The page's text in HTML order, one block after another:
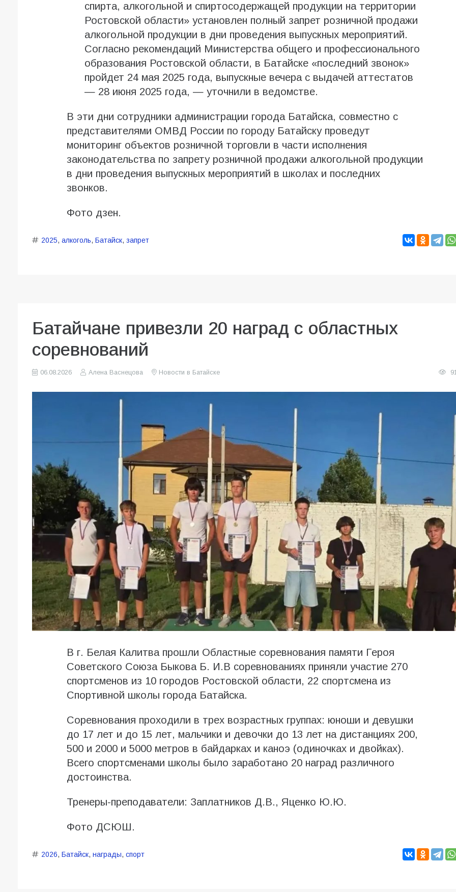
спирта, алкогольной и спиртосодержащей продукции на территории
Ростовской области» установлен полный запрет розничной продажи
алкогольной продукции в дни проведения выпускных мероприятий.
Согласно рекомендаций Министерства общего и профессионального
образования Ростовской области, в Батайске «последний звонок»
пройдет 24 мая 2025 года, выпускные вечера с выдачей аттестатов
— 28 июня 2025 года, — уточнили в ведомстве.
В эти дни сотрудники администрации города Батайска, совместно с
представителями ОМВД России по городу Батайску проведут
мониторинг объектов розничной торговли в части исполнения
законодательства по запрету розничной продажи алкогольной продукции
в дни проведения выпускных мероприятий в школах и последних
звонков.
Фото дзен.
2025, алкоголь, Батайск, запрет
Батайчане привезли 20 наград с областных
соревнований
06.08.2026 Алена Васнецова Новости в Батайске
В г. Белая Калитва прошли Областные соревнования памяти Героя
Советского Союза Быкова Б. И.В соревнованиях приняли участие 270
спортсменов из 10 городов Ростовской области, 22 спортсмена из
Спортивной школы города Батайска.
Соревнования проходили в трех возрастных группах: юноши и девушки
до 17 лет и до 15 лет, мальчики и девочки до 13 лет на дистанциях 200,
500 и 2000 и 5000 метров в байдарках и каноэ (одиночках и двойках).
Всего спортсменами школы было заработано 20 наград различного
достоинства.
Тренеры-преподаватели: Заплатников Д.В., Яценко Ю.Ю.
Фото ДСЮШ.
2026, Батайск, награды, спорт